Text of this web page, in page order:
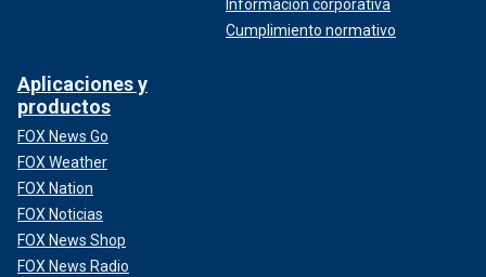
Información corporativa
Cumplimiento normativo
Aplicaciones y
productos
FOX News Go
FOX Weather
FOX Nation
FOX Noticias
FOX News Shop
FOX News Radio